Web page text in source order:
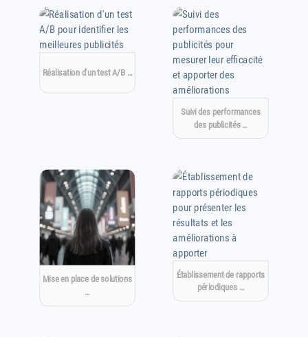
Réalisation d'un test A/B …
Suivi des performances
des publicités …
Mise en place de solutions
…
Établissement de rapports
périodiques …